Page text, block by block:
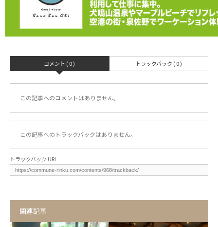
コメント ( 0 ) トラックバック ( 0 )
この記事へのコメントはありません。
この記事へのトラックバックはありません。
トラックバック URL
関連記事